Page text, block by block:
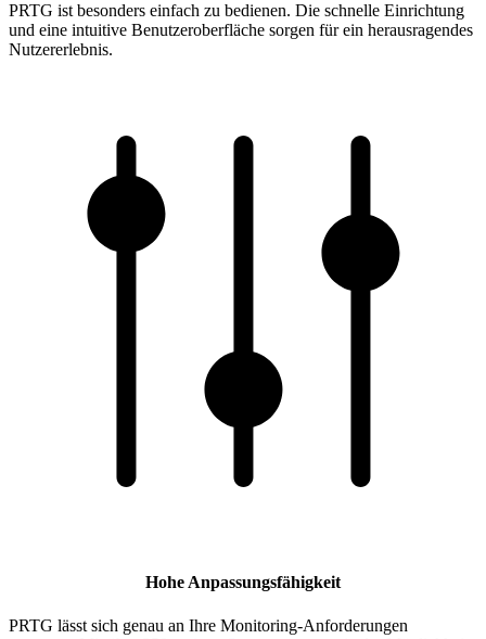
PRTG ist besonders einfach zu bedienen. Die schnelle Einrichtung
und eine intuitive Benutzeroberfläche sorgen für ein herausragendes
Nutzererlebnis.
Hohe Anpassungsfähigkeit
PRTG lässt sich genau an Ihre Monitoring-Anforderungen